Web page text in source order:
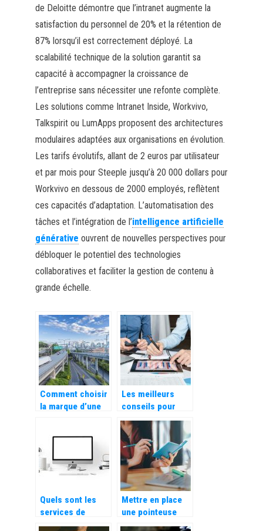
de Deloitte démontre que l’intranet augmente la
satisfaction du personnel de 20% et la rétention de
87% lorsqu’il est correctement déployé. La
scalabilité technique de la solution garantit sa
capacité à accompagner la croissance de
l’entreprise sans nécessiter une refonte complète.
Les solutions comme Intranet Inside, Workvivo,
Talkspirit ou LumApps proposent des architectures
modulaires adaptées aux organisations en évolution.
Les tarifs évolutifs, allant de 2 euros par utilisateur
et par mois pour Steeple jusqu’à 20 000 dollars pour
Workvivo en dessous de 2000 employés, reflètent
ces capacités d’adaptation. L’automatisation des
tâches et l’intégration de l’intelligence artificielle
générative ouvrent de nouvelles perspectives pour
débloquer le potentiel des technologies
collaboratives et faciliter la gestion de contenu à
grande échelle.
Comment choisir
la marque d’une
Les meilleurs
conseils pour
réussir sa
croissance
d’entreprise
Quels sont les
services de
marketing en
Mettre en place
une pointeuse
dans votre